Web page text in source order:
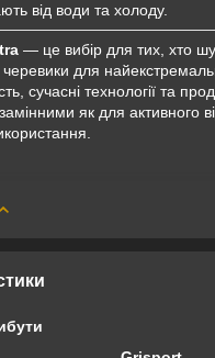
від води та холоду.
— це вибір для тих, хто
для
сучасні технології та
як для активного